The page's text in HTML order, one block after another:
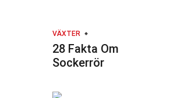
VÄXTER
28 Fakta Om
Sockerrör